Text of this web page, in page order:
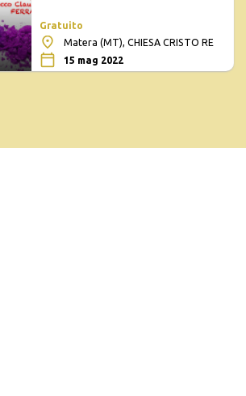
Gratuito
Matera (MT), CHIESA CRISTO RE
15 mag 2022